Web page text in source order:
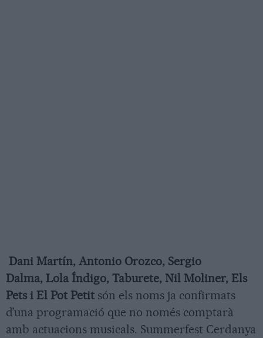
Dani Martín, Antonio Orozco, Sergio
Dalma, Lola Índigo, Taburete, Nil Moliner, Els
Pets i El Pot Petit són els noms ja confirmats
d’una programació que no només comptarà
amb actuacions musicals. Summerfest Cerdanya